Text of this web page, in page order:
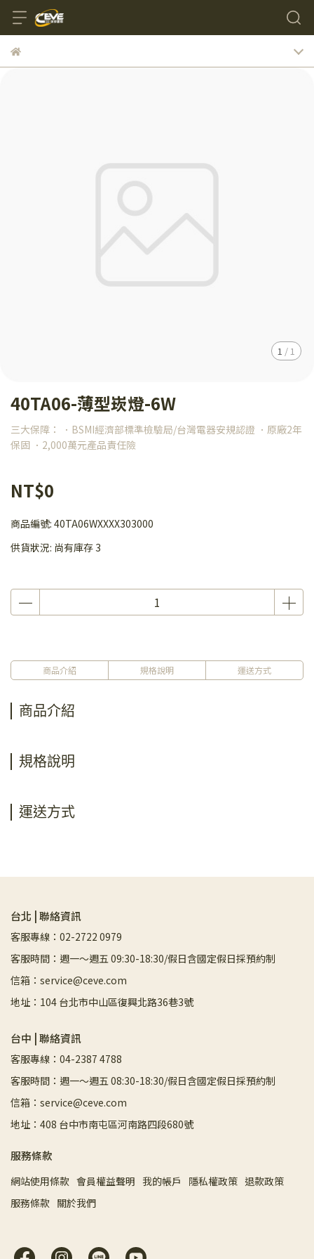
1 / 1
40TA06-薄型崁燈-6W
三大保障： ．BSMI經濟部標準檢驗局/台灣電器安規認證 ．原廠2年
保固 ．2,000萬元產品責任險
NT$0
商品編號: 40TA06WXXXX303000
供貨狀況: 尚有庫存 3
商品介紹 規格說明 運送方式
商品介紹
規格說明
運送方式
台北 | 聯絡資訊
客服專線：02-2722 0979
客服時間：週一～週五 09:30-18:30/假日含國定假日採預約制
信箱：service@ceve.com
地址：104 台北市中山區復興北路36巷3號
台中 | 聯絡資訊
客服專線：04-2387 4788
客服時間：週一～週五 08:30-18:30/假日含國定假日採預約制
信箱：service@ceve.com
地址：408 台中市南屯區河南路四段680號
服務條款
網站使用條款 會員權益聲明 我的帳戶 隱私權政策 退款政策
服務條款 關於我們